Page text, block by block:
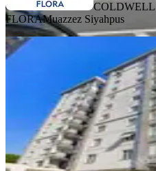
FLORAMuazzez Siyahpus
YENİ
Maltepe
Kiralık
İstanbul,
2+1·100 m² ·
49.000 ₺